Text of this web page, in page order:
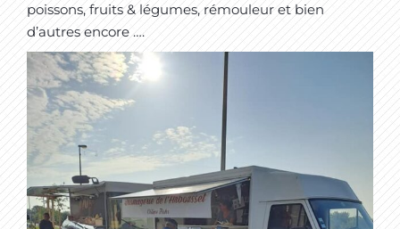
poissons, fruits & légumes, rémouleur et bien
d’autres encore ….